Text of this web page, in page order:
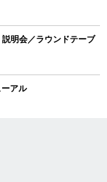
明会／ラウンドテーブ
アル